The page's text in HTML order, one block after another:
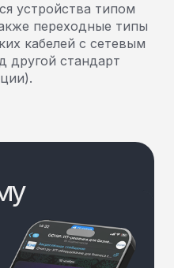
устройства типом
переходные типы
кабелей с сетевым
другой стандарт